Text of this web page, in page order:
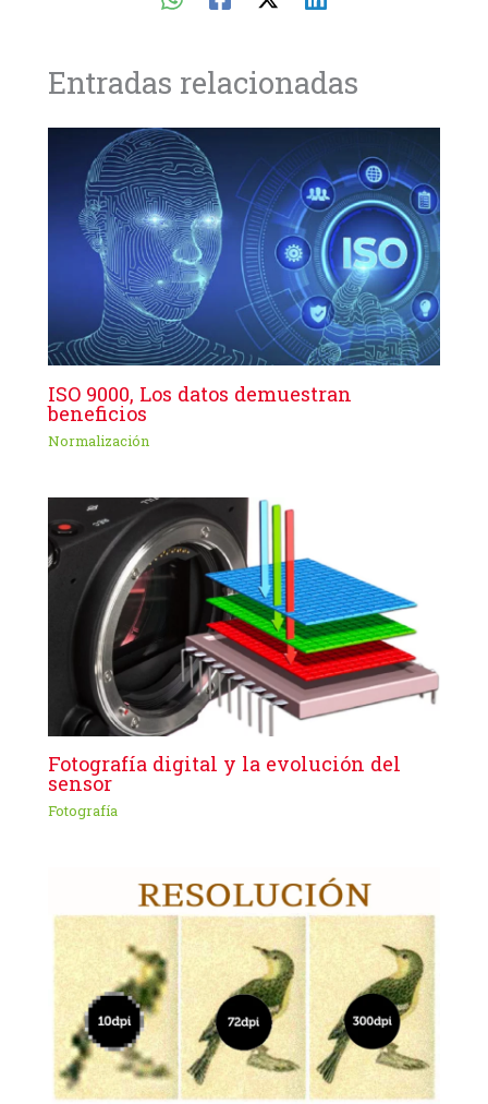
Entradas relacionadas
ISO 9000, Los datos demuestran
beneficios
Normalización
Fotografía digital y la evolución del
sensor
Fotografía